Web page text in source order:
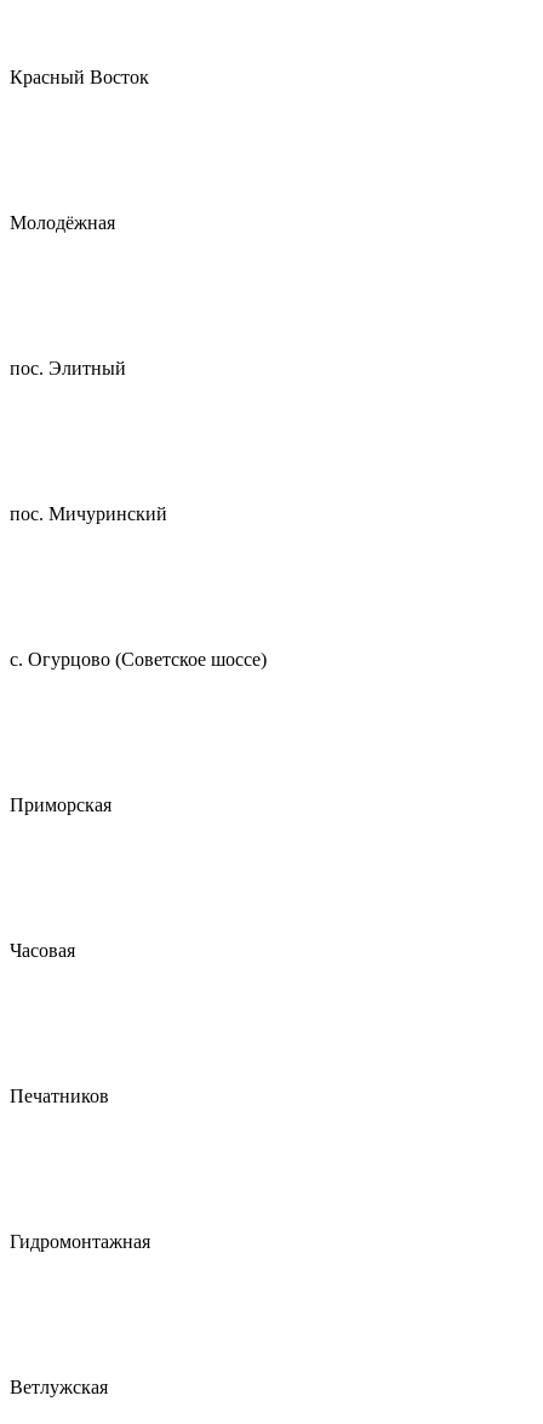
Красный Восток
Молодёжная
пос. Элитный
пос. Мичуринский
с. Огурцово (Советское шоссе)
Приморская
Часовая
Печатников
Гидромонтажная
Ветлужская